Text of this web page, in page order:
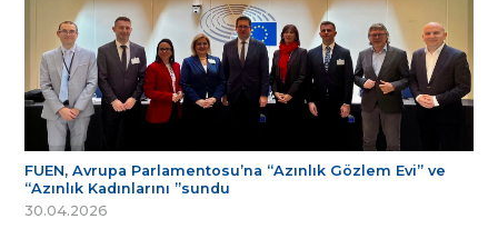
FUEN, Avrupa Parlamentosu’na “Azınlık Gözlem Evi” ve
“Azınlık Kadınlarını ”sundu
30.04.2026